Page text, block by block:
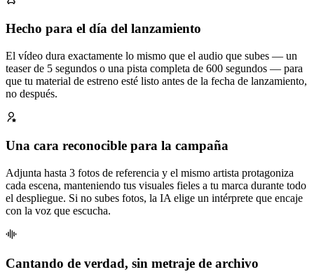
Hecho para el día del lanzamiento
El vídeo dura exactamente lo mismo que el audio que subes — un
teaser de 5 segundos o una pista completa de 600 segundos — para
que tu material de estreno esté listo antes de la fecha de lanzamiento,
no después.
Una cara reconocible para la campaña
Adjunta hasta 3 fotos de referencia y el mismo artista protagoniza
cada escena, manteniendo tus visuales fieles a tu marca durante todo
el despliegue. Si no subes fotos, la IA elige un intérprete que encaje
con la voz que escucha.
Cantando de verdad, sin metraje de archivo